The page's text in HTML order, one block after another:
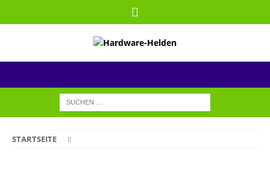
STARTSEITE